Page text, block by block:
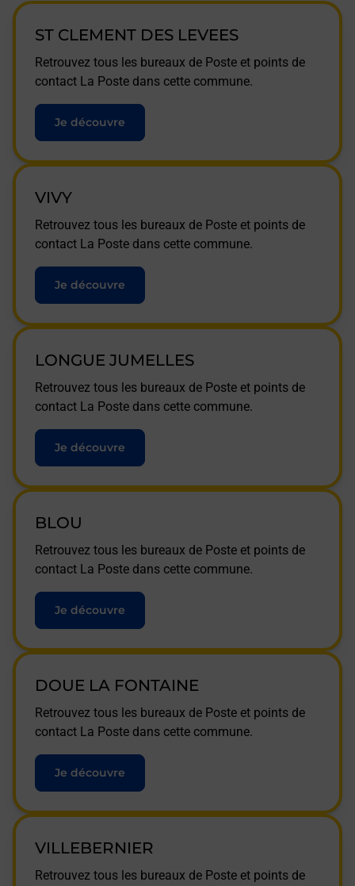
ST CLEMENT DES LEVEES
Retrouvez tous les bureaux de Poste et points de
contact La Poste dans cette commune.
Je découvre
VIVY
Retrouvez tous les bureaux de Poste et points de
contact La Poste dans cette commune.
Je découvre
LONGUE JUMELLES
Retrouvez tous les bureaux de Poste et points de
contact La Poste dans cette commune.
Je découvre
BLOU
Retrouvez tous les bureaux de Poste et points de
contact La Poste dans cette commune.
Je découvre
DOUE LA FONTAINE
Retrouvez tous les bureaux de Poste et points de
contact La Poste dans cette commune.
Je découvre
VILLEBERNIER
Retrouvez tous les bureaux de Poste et points de